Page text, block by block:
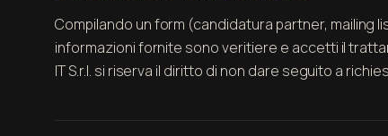
Compilando un form (candidatura partner,
informazioni fornite sono veritiere e accetti il
IT S.r.l. si riserva il diritto di non dare seguito a